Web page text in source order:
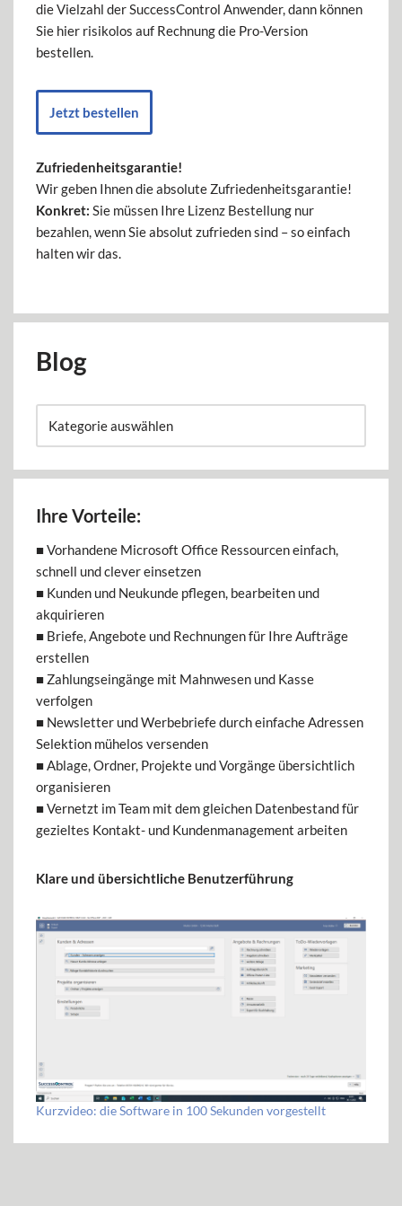
die Vielzahl der SuccessControl Anwender, dann können
Sie hier risikolos auf Rechnung die Pro-Version
bestellen.
Jetzt bestellen
Zufriedenheitsgarantie!
Wir geben Ihnen die absolute Zufriedenheitsgarantie!
Konkret: Sie müssen Ihre Lizenz Bestellung nur
bezahlen, wenn Sie absolut zufrieden sind – so einfach
halten wir das.
Blog
Ihre Vorteile:
■ Vorhandene Microsoft Office Ressourcen einfach,
schnell und clever einsetzen
■ Kunden und Neukunde pflegen, bearbeiten und
akquirieren
■ Briefe, Angebote und Rechnungen für Ihre Aufträge
erstellen
■ Zahlungseingänge mit Mahnwesen und Kasse
verfolgen
■ Newsletter und Werbebriefe durch einfache Adressen
Selektion mühelos versenden
■ Ablage, Ordner, Projekte und Vorgänge übersichtlich
organisieren
■ Vernetzt im Team mit dem gleichen Datenbestand für
gezieltes Kontakt- und Kundenmanagement arbeiten
Klare und übersichtliche Benutzerführung
Kurzvideo: die Software in 100 Sekunden vorgestellt